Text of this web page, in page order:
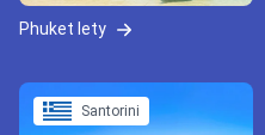
Phuket lety
Santorini